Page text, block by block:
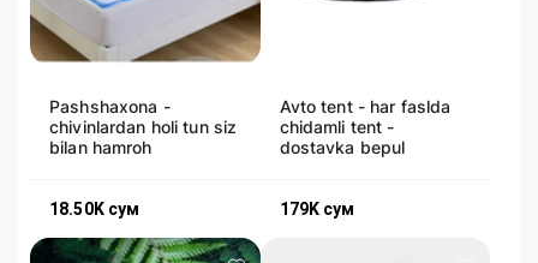
Pashshaxona -
chivinlardan holi tun siz
bilan hamroh
18.50K сум
Avto tent - har faslda
chidamli tent -
dostavka bepul
179K сум